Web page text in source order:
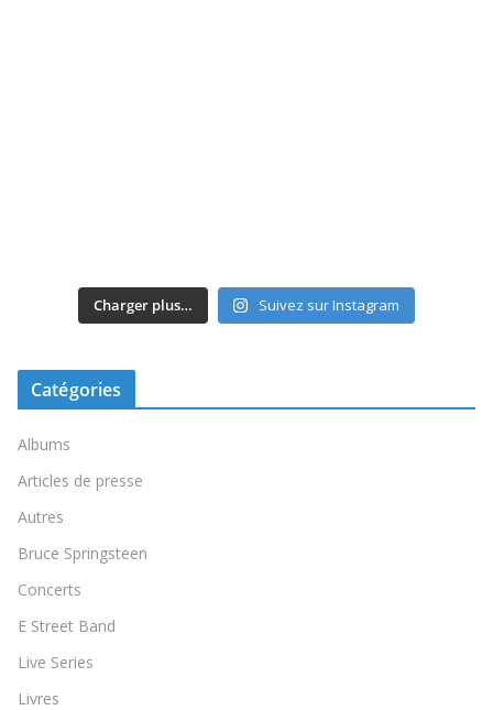
Charger plus… Suivez sur Instagram
Catégories
Albums
Articles de presse
Autres
Bruce Springsteen
Concerts
E Street Band
Live Series
Livres